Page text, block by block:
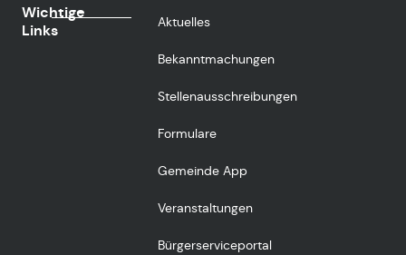
Wichtige
Links
Aktuelles
Bekanntmachungen
Stellenausschreibungen
Formulare
Gemeinde App
Veranstaltungen
Bürgerserviceportal